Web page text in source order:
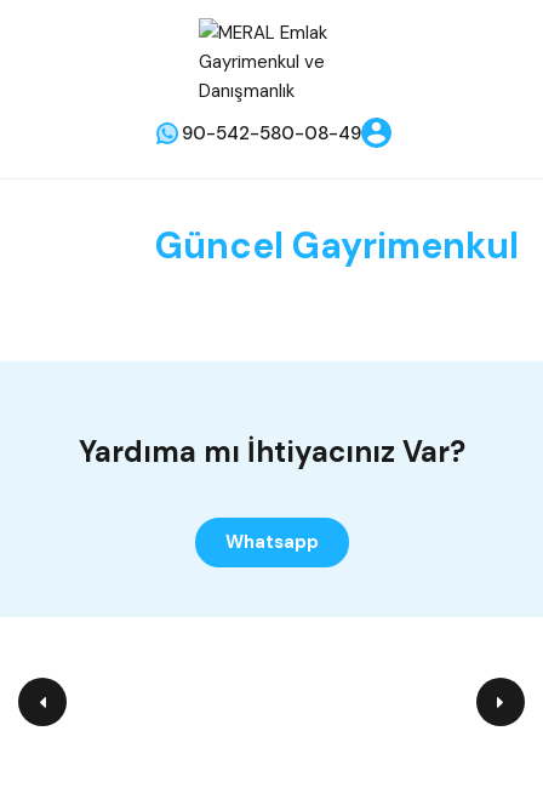
90-542-580-08-49
Güncel Gayrimenkul
Yardıma mı İhtiyacınız Var?
Whatsapp